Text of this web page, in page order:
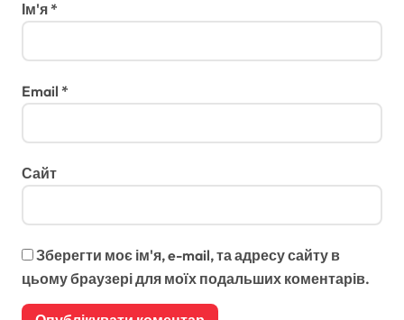
Ім'я*
Email *
Сайт
Зберегти моє ім'я, e-mail, та адресу сайту в
цьому браузері для моїх подальших коментарів.